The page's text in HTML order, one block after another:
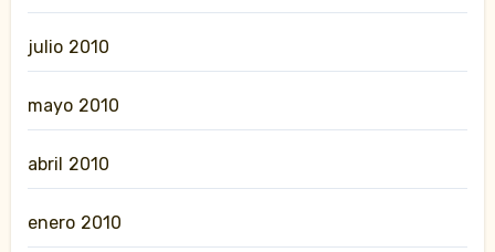
julio 2010
mayo 2010
abril 2010
enero 2010